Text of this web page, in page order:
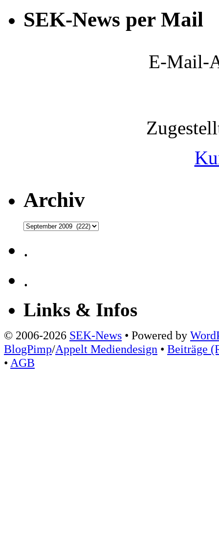
SEK-News per Mail
E-Mail-
Archiv
Archiv
.
.
Links & Infos
© 2006-2026 SEK-News • Powered by
BlogPimp/Appelt Mediendesign • Beiträge
• AGB